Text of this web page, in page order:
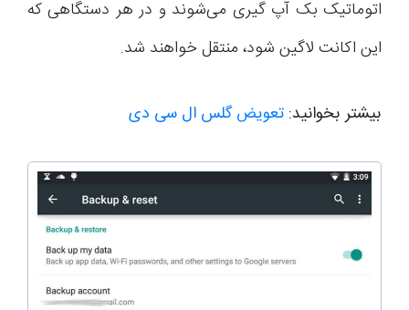
اتوماتیک بک آپ گیری می‌شوند و در هر دستگاهی که
این اکانت لاگین شود، منتقل خواهند شد.
بیشتر بخوانید: تعویض گلس ال سی دی